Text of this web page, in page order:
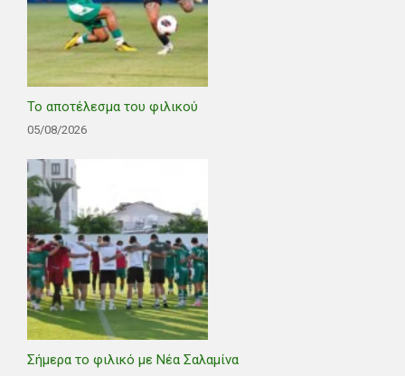
Το αποτέλεσμα του φιλικού
05/08/2026
Σήμερα το φιλικό με Νέα Σαλαμίνα